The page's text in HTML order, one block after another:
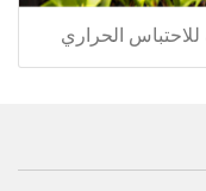
الحراري